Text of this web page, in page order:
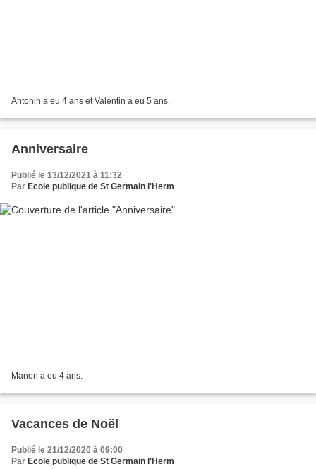
Antonin a eu 4 ans et Valentin a eu 5 ans.
Anniversaire
Publié le 13/12/2021 à 11:32
Par Ecole publique de St Germain l'Herm
Manon a eu 4 ans.
Vacances de Noël
Publié le 21/12/2020 à 09:00
Par Ecole publique de St Germain l'Herm